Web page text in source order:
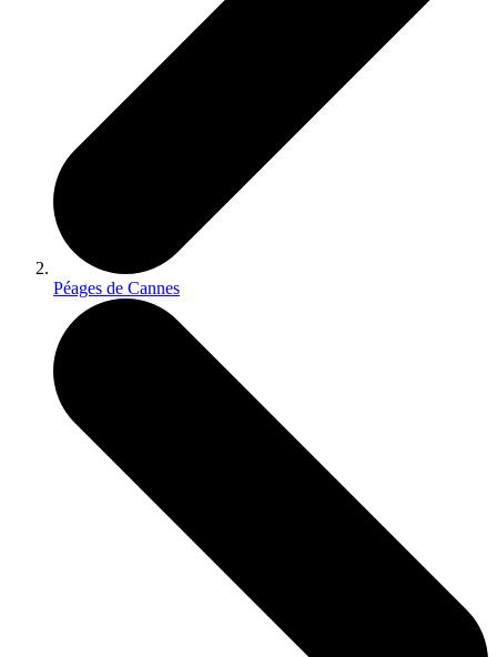
Péages de Cannes